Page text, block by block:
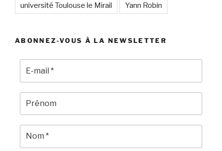
université Toulouse le Mirail Yann Robin
ABONNEZ-VOUS À LA NEWSLETTER